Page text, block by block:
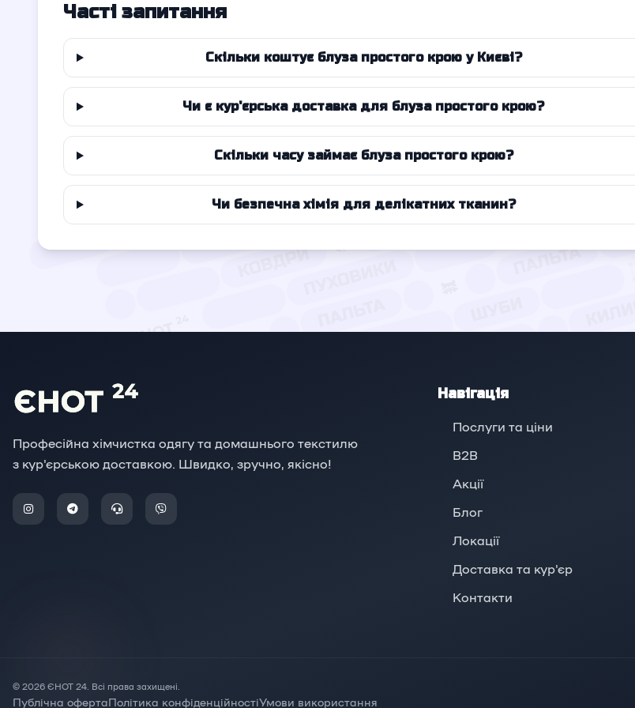
Часті запитання
Скільки коштує блуза простого крою у Києві?
Чи є кур'єрська доставка для блуза простого крою?
Скільки часу займає блуза простого крою?
Чи безпечна хімія для делікатних тканин?
Професійна хімчистка одягу та домашнього текстилю
з кур'єрською доставкою. Швидко, зручно, якісно!
Навігація
Послуги та ціни
B2B
Акції
Блог
Локації
Доставка та кур'єр
Контакти
© 2026 ЄНОТ 24. Всі права захищені.
Публічна офертаПолітика конфіденційностіУмови використання